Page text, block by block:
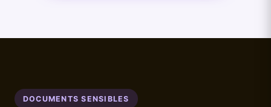
DOCUMENTS SENSIBLES